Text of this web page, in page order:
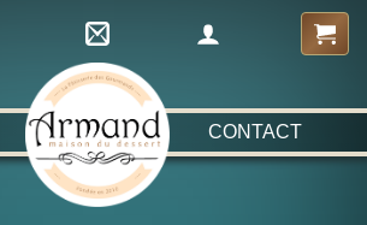
CONTACT